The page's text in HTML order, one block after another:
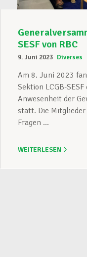
SESF von RBC
9. Juni 2023 Diverses
Am 8. Juni 2023
Sektion LCGB-
Anwesenheit der
statt. Die
Fragen ...
WEITERLESEN